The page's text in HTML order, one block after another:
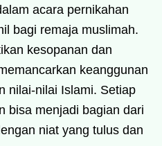
acara pernikahan
bagi remaja muslimah.
kesopanan dan
keanggunan
nilai-nilai Islami. Setiap
bisa menjadi bagian dari
niat yang tulus dan